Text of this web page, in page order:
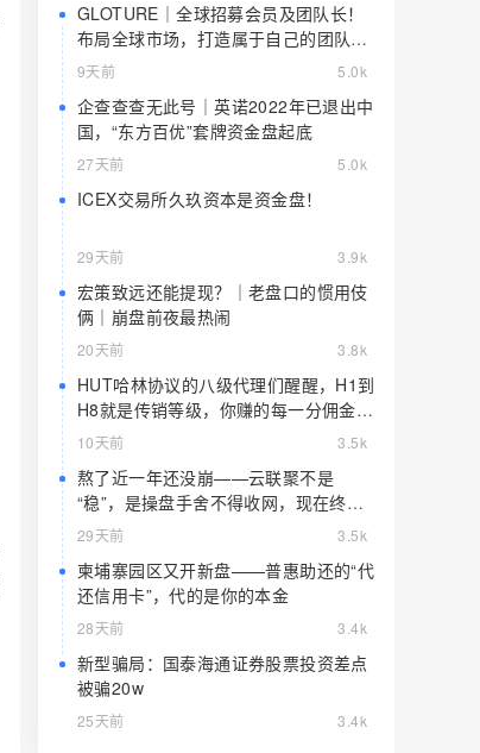
GLOTURE｜全球招募会员及团队长！
布局全球市场，打造属于自己的团队事
业，想增加收入？想打造团队？加入
9天前 5.0k
企查查查无此号｜英诺2022年已退出中
国，“东方百优”套牌资金盘起底
27天前 5.0k
ICEX交易所久玖资本是资金盘！
29天前 3.9k
宏策致远还能提现？｜老盘口的惯用伎
俩｜崩盘前夜最热闹
20天前 3.8k
HUT哈林协议的八级代理们醒醒，H1到
H8就是传销等级，你赚的每一分佣金都
是赃款
10天前 3.5k
熬了近一年还没崩——云联聚不是
“稳”，是操盘手舍不得收网，现在终于
要收了
29天前 3.5k
柬埔寨园区又开新盘——普惠助还的“代
还信用卡”，代的是你的本金
28天前 3.4k
新型骗局：国泰海通证券股票投资差点
被骗20w
25天前 3.4k